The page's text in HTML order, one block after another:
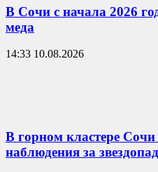
В Сочи с начала 2026
меда
14:33 10.08.2026
В горном кластере
наблюдения за